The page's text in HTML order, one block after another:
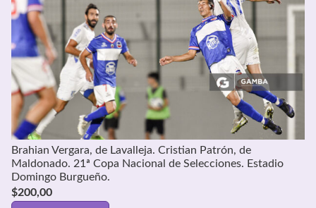
Brahian Vergara, de Lavalleja. Cristian Patrón, de
Maldonado. 21ª Copa Nacional de Selecciones. Estadio
Domingo Burgueño.
$200,00